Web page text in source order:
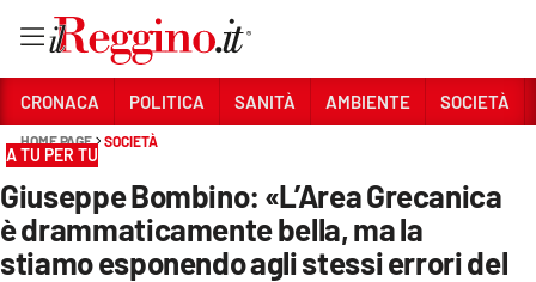
Sezioni
CRONACA
POLITICA
CRONACA POLITICA SANITÀ AMBIENTE SOCIETÀ
HOME PAGE SOCIETÀ
A TU PER TU
Giuseppe Bombino: «L’Area Grecanica
è drammaticamente bella, ma la
stiamo esponendo agli stessi errori del